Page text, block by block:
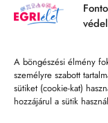
A böngészési élmény
személyre szabott
sütiket (cookie-kat)
hozzájárul a sütik